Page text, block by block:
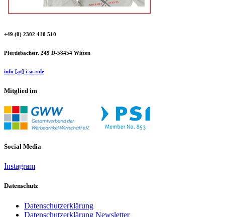
+49 (0) 2302 410 510
Pferdebachstr. 249 D-58454 Witten
info [at] i-w-r.de
Mitglied im
Social Media
Instagram
Datenschutz
Datenschutzerklärung
Datenschutzerklärung Newsletter